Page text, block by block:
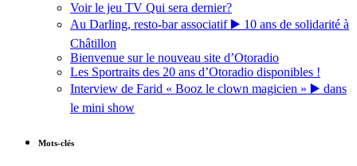
Voir le jeu TV Qui sera dernier?
Au Darling, resto-bar associatif ▶️ 10 ans de solidarité à
Châtillon
Bienvenue sur le nouveau site d’Otoradio
Les Sportraits des 20 ans d’Otoradio disponibles !
Interview de Farid « Booz le clown magicien » ▶️ dans
le mini show
Mots-clés